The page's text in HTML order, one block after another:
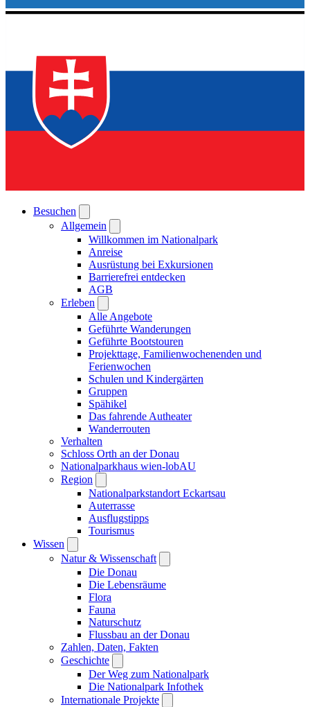
Besuchen
Allgemein
Willkommen im Nationalpark
Anreise
Ausrüstung bei Exkursionen
Barrierefrei entdecken
AGB
Erleben
Alle Angebote
Geführte Wanderungen
Geführte Bootstouren
Projekttage, Familienwochenenden und
Ferienwochen
Schulen und Kindergärten
Gruppen
Spähikel
Das fahrende Autheater
Wanderrouten
Verhalten
Schloss Orth an der Donau
Nationalparkhaus wien-lobAU
Region
Nationalparkstandort Eckartsau
Auterrasse
Ausflugstipps
Tourismus
Wissen
Natur & Wissenschaft
Die Donau
Die Lebensräume
Flora
Fauna
Naturschutz
Flussbau an der Donau
Zahlen, Daten, Fakten
Geschichte
Der Weg zum Nationalpark
Die Nationalpark Infothek
Internationale Projekte